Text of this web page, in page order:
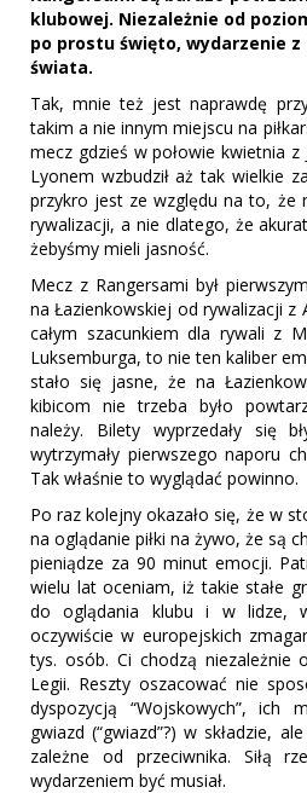
klubowej. Niezależnie od
po prostu święto, wydarzenie
świata.
Tak, mnie też jest naprawdę
takim a nie innym miejscu na
mecz gdzieś w połowie kwietnia z
Lyonem wzbudził aż tak wielkie
przykro jest ze względu na to, że
rywalizacji, a nie dlatego, że
żebyśmy mieli jasność.
Mecz z Rangersami był
na Łazienkowskiej od rywalizacji z
całym szacunkiem dla rywali z
Luksemburga, to nie ten kaliber
stało się jasne, że na
kibicom nie trzeba było
należy. Bilety wyprzedały się
wytrzymały pierwszego naporu
Tak właśnie to wyglądać powinno.
Po raz kolejny okazało się, że w
na oglądanie piłki na żywo, że są
pieniądze za 90 minut emocji.
wielu lat oceniam, iż takie stałe
do oglądania klubu i w lidze,
oczywiście w europejskich
tys. osób. Ci chodzą niezależnie
Legii. Reszty oszacować nie
dyspozycją “Wojskowych”, ich
gwiazd (“gwiazd”?) w składzie,
zależne od przeciwnika. Siłą
wydarzeniem być musiał.